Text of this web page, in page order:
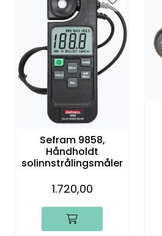
Sefram 9858,
Håndholdt
solinnstrålingsmåler
1.720,00
Tilbehør
Kampanjer
Outlet